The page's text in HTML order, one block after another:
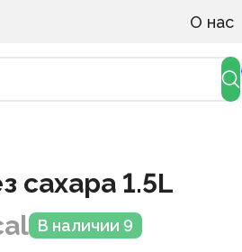
О нас
сахара 1.5L
В наличии 9